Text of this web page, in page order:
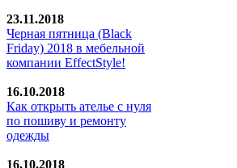
23.11.2018
Черная пятница (Black
Friday) 2018 в мебельной
компании EffectStyle!
16.10.2018
Как открыть ателье с нуля
по пошиву и ремонту
одежды
16.10.2018